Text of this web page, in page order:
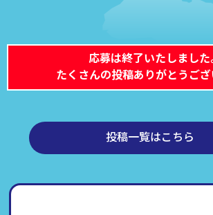
応募は終了いたしました
たくさんの投稿ありがとうござ
投稿一覧はこちら